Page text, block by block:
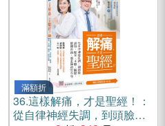
滿額折
36.這樣解痛，才是聖經！：
從自律神經失調，到頭臉、